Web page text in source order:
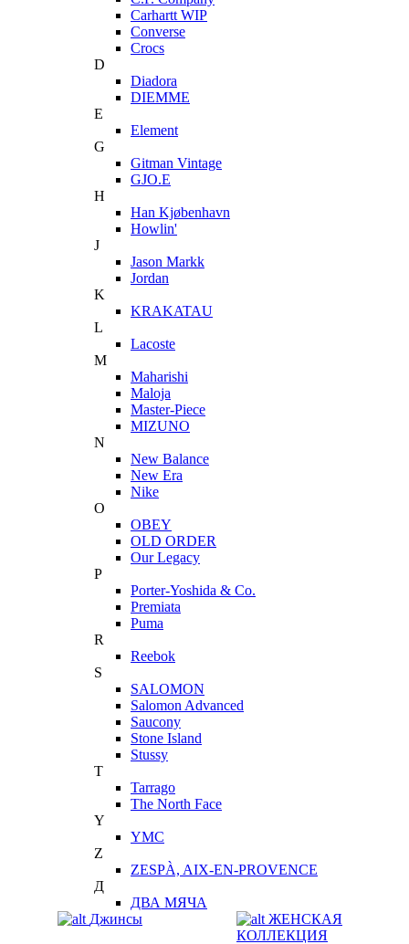
Carhartt WIP
Converse
Crocs
D
Diadora
DIEMME
E
Element
G
Gitman Vintage
GJO.E
H
Han Kjøbenhavn
Howlin'
J
Jason Markk
Jordan
K
KRAKATAU
L
Lacoste
M
Maharishi
Maloja
Master-Piece
MIZUNO
N
New Balance
New Era
Nike
O
OBEY
OLD ORDER
Our Legacy
P
Porter-Yoshida & Co.
Premiata
Puma
R
Reebok
S
SALOMON
Salomon Advanced
Saucony
Stone Island
Stussy
T
Tarrago
The North Face
Y
YMC
Z
ZESPÀ, AIX-EN-PROVENCE
Д
ДВА МЯЧА
Джинсы
ЖЕНСКАЯ
КОЛЛЕКЦИЯ